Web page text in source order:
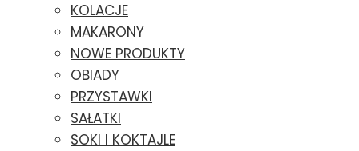
KOLACJE
MAKARONY
NOWE PRODUKTY
OBIADY
PRZYSTAWKI
SAŁATKI
SOKI I KOKTAJLE